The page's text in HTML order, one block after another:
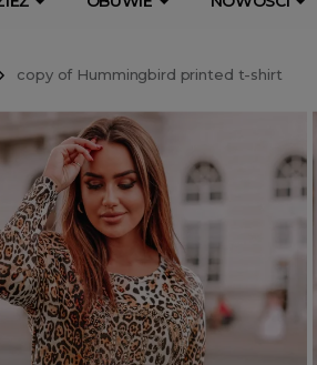
copy of Hummingbird printed t-shirt